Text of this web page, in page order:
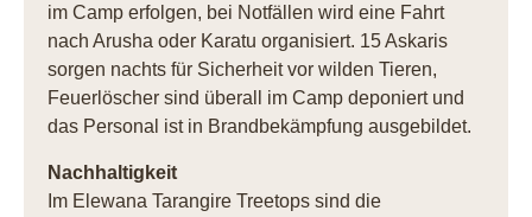
im Camp erfolgen, bei Notfällen wird eine Fahrt
nach Arusha oder Karatu organisiert. 15 Askaris
sorgen nachts für Sicherheit vor wilden Tieren,
Feuerlöscher sind überall im Camp deponiert und
das Personal ist in Brandbekämpfung ausgebildet.
Nachhaltigkeit
Im Elewana Tarangire Treetops sind die